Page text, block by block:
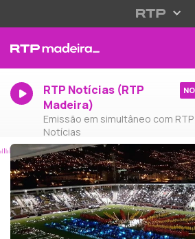
RTP Notícias (RTP
Madeira)
Emissão em simultâneo com RTP
Notícias